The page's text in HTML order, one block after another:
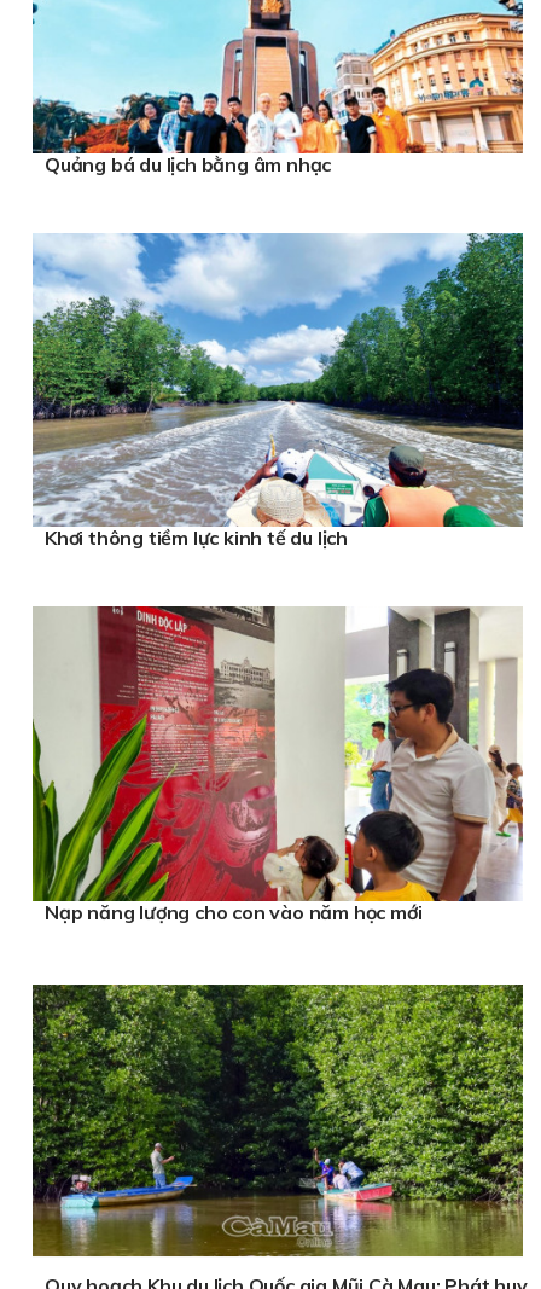
Quảng bá du lịch bằng âm nhạc
Khơi thông tiềm lực kinh tế du lịch
Nạp năng lượng cho con vào năm học mới